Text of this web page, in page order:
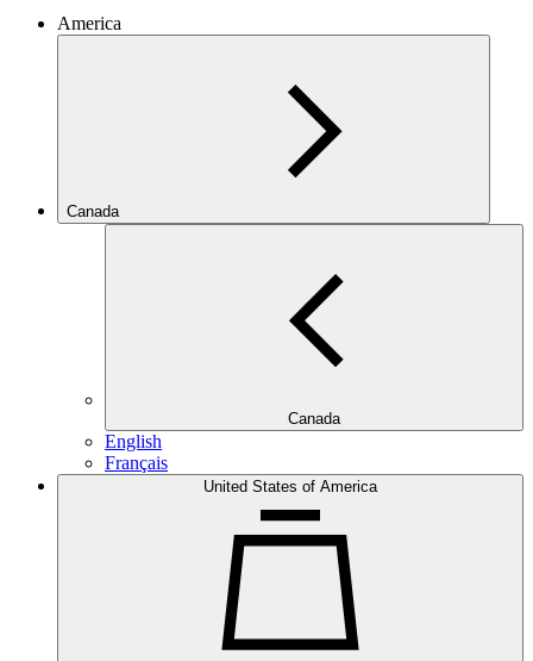
America
Canada
Canada
English
Français
United States of America